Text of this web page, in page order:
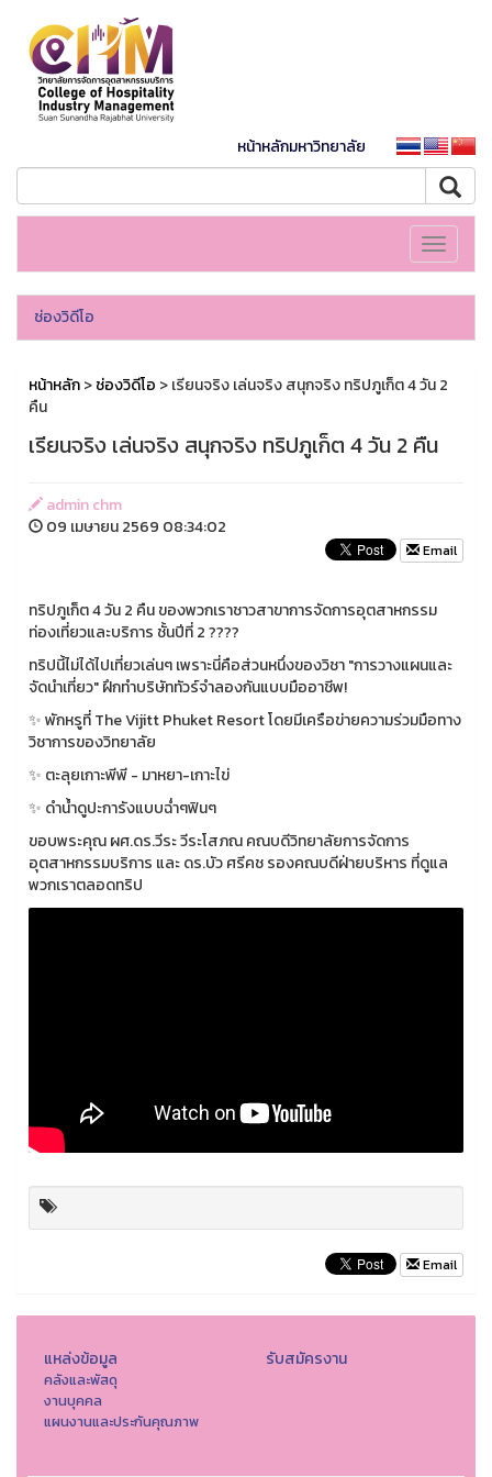
หน้าหลักมหาวิทยาลัย
Toggle
ช่องวิดีโอ
หน้าหลัก>ช่องวิดีโอ > เรียนจริง เล่นจริง สนุกจริง ทริปภูเก็ต 4 วัน 2
คืน
เรียนจริง เล่นจริง สนุกจริง ทริปภูเก็ต 4 วัน 2 คืน
admin chm
09 เมษายน 2569 08:34:02
Email
ทริปภูเก็ต 4 วัน 2 คืน ของพวกเราชาวสาขาการจัดการอุตสาหกรรม
ท่องเที่ยวและบริการ ชั้นปีที่ 2 ????
ทริปนี้ไม่ได้ไปเที่ยวเล่นๆ เพราะนี่คือส่วนหนึ่งของวิชา "การวางแผนและ
จัดนำเที่ยว" ฝึกทำบริษัททัวร์จำลองกันแบบมืออาชีพ!
✨ พักหรูที่ The Vijitt Phuket Resort โดยมีเครือข่ายความร่วมมือทาง
วิชาการของวิทยาลัย
✨ ตะลุยเกาะพีพี - มาหยา-เกาะไข่
✨ ดำน้ำดูปะการังแบบฉ่ำๆฟินๆ
ขอบพระคุณ ผศ.ดร.วีระ วีระโสภณ คณบดีวิทยาลัยการจัดการ
อุตสาหกรรมบริการ และ ดร.บัว ศรีคช รองคณบดีฝ่ายบริหาร ที่ดูแล
พวกเราตลอดทริป
Email
แหล่งข้อมูล
คลังและพัสดุ
งานบุคคล
แผนงานและประกันคุณภาพ
รับสมัครงาน